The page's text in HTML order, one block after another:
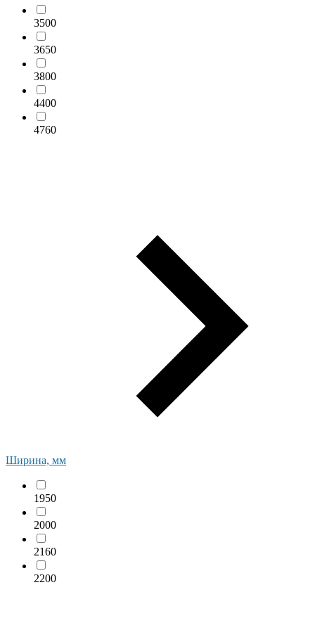
3500
3650
3800
4400
4760
Ширина, мм
1950
2000
2160
2200